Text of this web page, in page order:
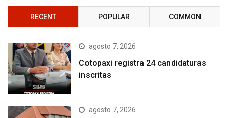
RECENT POPULAR COMMON
agosto 7, 2026
Cotopaxi registra 24 candidaturas
inscritas
agosto 7, 2026